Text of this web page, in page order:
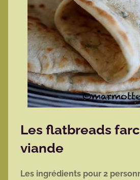
Les flatbreads
viande
Les ingrédients pour 2